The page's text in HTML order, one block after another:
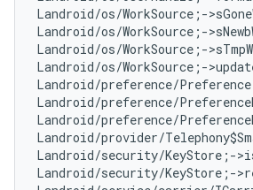
Landroid/os/WorkSource;-
Landroid/os/WorkSource;-
Landroid/os/WorkSource;-
Landroid/os/WorkSource;-
Landroid/preference/
Landroid/preference/
Landroid/preference/
Landroid/provider/
Landroid/security/KeyStore;-
Landroid/security/KeyStore;-